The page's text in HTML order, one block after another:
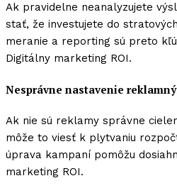
Ak pravidelne neanalyzujete
stať, že investujete do
meranie a reporting sú preto
Digitálny marketing ROI.
Nesprávne nastavenie
Ak nie sú reklamy správne
môže to viesť k plytvaniu
úprava kampaní pomôžu
marketing ROI.